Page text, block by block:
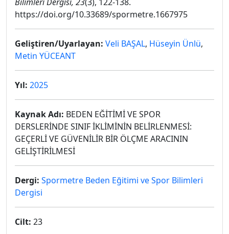
https://doi.org/10.33689/spormetre.1667975
Geliştiren/Uyarlayan: Veli BAŞAL, Hüseyin Ünlü,
Metin YÜCEANT
Yıl: 2025
Kaynak Adı: BEDEN EĞİTİMİ VE SPOR
DERSLERİNDE SINIF İKLİMİNİN BELİRLENMESİ:
GEÇERLİ VE GÜVENİLİR BİR ÖLÇME ARACININ
GELİŞTİRİLMESİ
Dergi: Spormetre Beden Eğitimi ve Spor Bilimleri
Dergisi
Cilt: 23